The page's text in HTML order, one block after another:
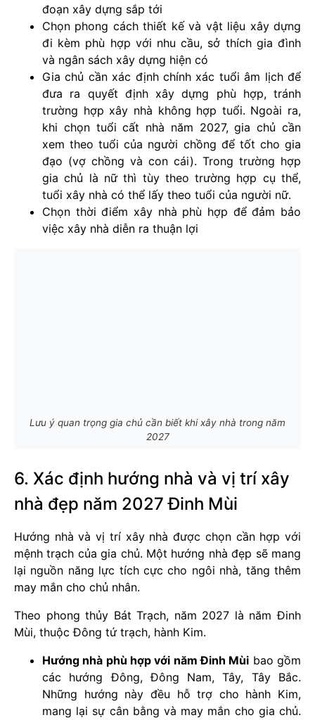
đoạn xây dựng sắp tới
Chọn phong cách thiết kế và vật liệu xây dựng
đi kèm phù hợp với nhu cầu, sở thích gia đình
và ngân sách xây dựng hiện có
Gia chủ cần xác định chính xác tuổi âm lịch để
đưa ra quyết định xây dựng phù hợp, tránh
trường hợp xây nhà không hợp tuổi. Ngoài ra,
khi chọn tuổi cất nhà năm 2027, gia chủ cần
xem theo tuổi của người chồng để tốt cho gia
đạo (vợ chồng và con cái). Trong trường hợp
gia chủ là nữ thì tùy theo trường hợp cụ thể,
tuổi xây nhà có thể lấy theo tuổi của người nữ.
Chọn thời điểm xây nhà phù hợp để đảm bảo
việc xây nhà diễn ra thuận lợi
Lưu ý quan trọng gia chủ cần biết khi xây nhà trong năm
2027
6. Xác định hướng nhà và vị trí xây
nhà đẹp năm 2027 Đinh Mùi
Hướng nhà và vị trí xây nhà được chọn cần hợp với
mệnh trạch của gia chủ. Một hướng nhà đẹp sẽ mang
lại nguồn năng lực tích cực cho ngôi nhà, tăng thêm
may mắn cho chủ nhân.
Theo phong thủy Bát Trạch, năm 2027 là năm Đinh
Mùi, thuộc Đông tứ trạch, hành Kim.
Hướng nhà phù hợp với năm Đinh Mùi bao gồm
các hướng Đông, Đông Nam, Tây, Tây Bắc.
Những hướng này đều hỗ trợ cho hành Kim,
mang lại sự cân bằng và may mắn cho gia chủ.